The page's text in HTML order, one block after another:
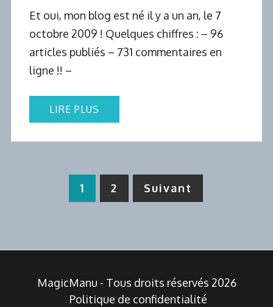
Et oui, mon blog est né il y a un an, le 7
octobre 2009 ! Quelques chiffres : – 96
articles publiés – 731 commentaires en
ligne !! –
LIRE PLUS
Pagination
1 2 Suivant
MagicManu - Tous droits réservés 2026
Politique de confidentialité